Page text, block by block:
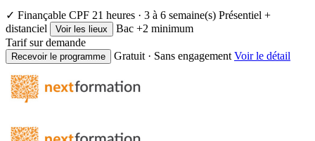
✓ Finançable CPF 21 heures · 3 à 6 semaine(s) Présentiel +
distanciel
Voir les lieux
Bac +2 minimum
Tarif sur demande
Recevoir le programme Gratuit · Sans engagement Voir le détail